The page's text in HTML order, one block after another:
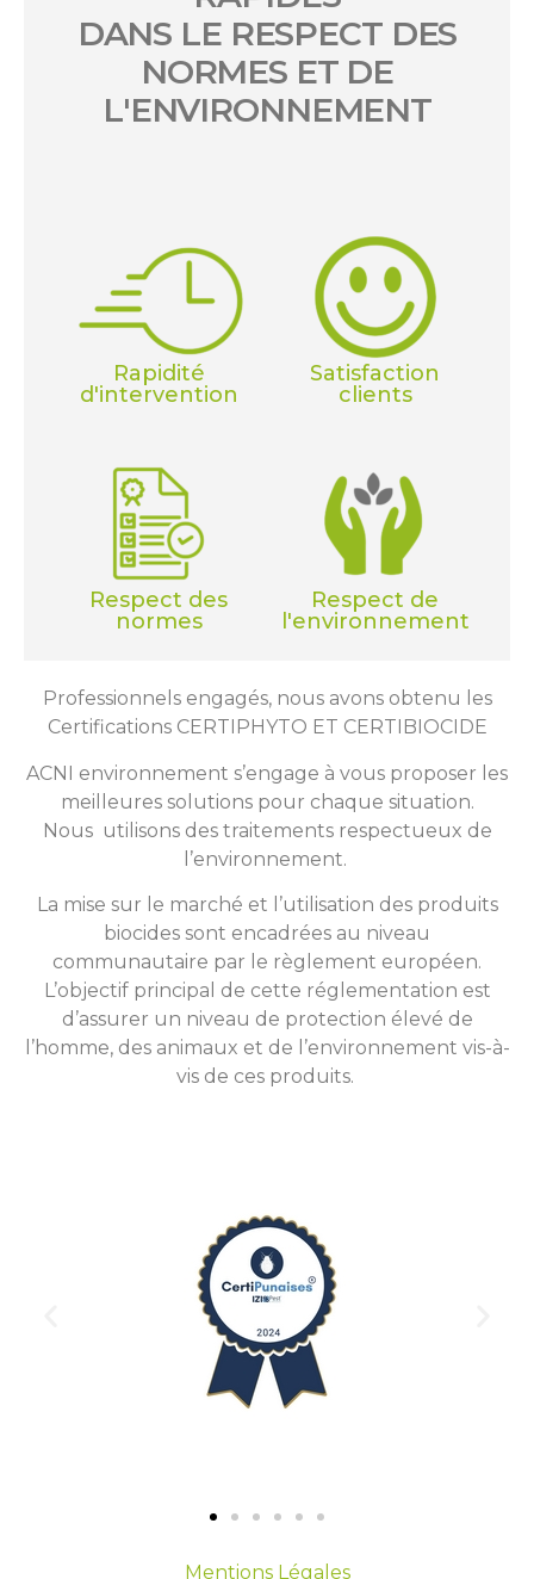
DANS LE RESPECT DES
NORMES ET DE
L'ENVIRONNEMENT
Rapidité
d'intervention
Satisfaction
clients
Respect des
normes
Respect de
l'environnement
Professionnels engagés, nous avons obtenu les
Certifications CERTIPHYTO ET CERTIBIOCIDE
ACNI environnement s’engage à vous proposer les
meilleures solutions pour chaque situation.
Nous utilisons des traitements respectueux de
l’environnement.
La mise sur le marché et l’utilisation des produits
biocides sont encadrées au niveau
communautaire par le règlement européen.
L’objectif principal de cette réglementation est
d’assurer un niveau de protection élevé de
l’homme, des animaux et de l’environnement vis-à-
vis de ces produits.
Mentions Légales